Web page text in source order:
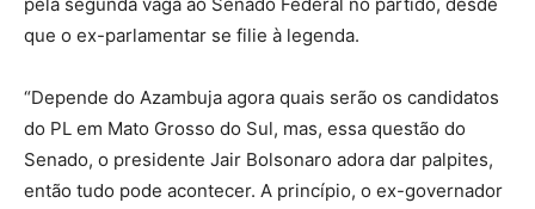
que o ex-parlamentar se filie à legenda.
“Depende do Azambuja agora quais serão os candidatos
do PL em Mato Grosso do Sul, mas, essa questão do
Senado, o presidente Jair Bolsonaro adora dar palpites,
então tudo pode acontecer. A princípio, o ex-governador